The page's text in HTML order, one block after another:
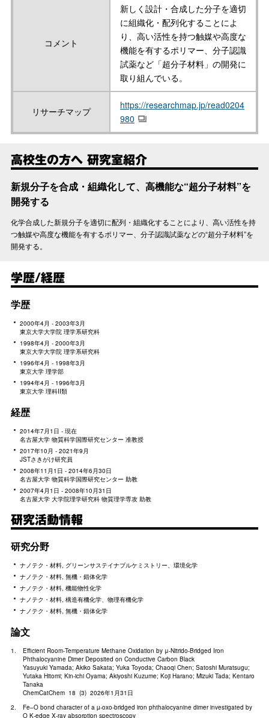
コメント
新しく設計・合成した分子を適切
に組織化・配列化することによ
り、高い活性を持つ触媒や高度な
機能を有するポリマー、分子認識
試薬など「超分子材料」の開発に
取り組んでいる。
リサーチマップ
https://researchmap.jp/read0204
980
高校生の方へ 研究室紹介
新規分子を合成・組織化して、高機能な“超分子材料”を
開発する
化学合成した新規分子を適切に配列・組織化することにより、高い活性を持
つ触媒や高度な機能を有するポリマー、分子認識試薬などの“超分子材料”を
開発する。
学歴/経歴
学歴
2000年4月 - 2003年3月
東京大学大学院 理学系研究科
1998年4月 - 2000年3月
東京大学大学院 理学系研究科
1996年4月 - 1998年3月
東京大学 理学部
1994年4月 - 1996年3月
東京大学 理科II類
経歴
2014年7月1日 - 現在
名古屋大学 物質科学国際研究センター 准教授
2017年10月 - 2021年9月
JSTさきがけ研究員
2008年11月1日 - 2014年6月30日
名古屋大学 物質科学国際研究センター 助教
2007年4月1日 - 2008年10月31日
名古屋大学 大学院理学研究科 物質理学専攻 助教
研究活動情報
研究分野
ナノテク・材料, グリーンサステイナブルケミストリー、環境化学
ナノテク・材料, 無機・錯体化学
ナノテク・材料, 機能物性化学
ナノテク・材料, 構造有機化学、物理有機化学
ナノテク・材料, 無機・錯体化学
論文
Efficient Room‐Temperature Methane Oxidation by μ‐Nitrido‐Bridged Iron
Phthalocyanine Dimer Deposited on Conductive Carbon Black
Yasuyuki Yamada; Akiko Sakata; Yuka Toyoda; Chaoqi Chen; Satoshi Muratsugu;
Yutaka Hitomi; Kin‐ichi Oyama; Akiyoshi Kuzume; Koji Harano; Mizuki Tada; Kentaro
Tanaka
ChemCatChem 18 (3) 2026年1月31日
Fe–O bond character of a µ-oxo-bridged iron phthalocyanine dimer investigated by
O K-edge X-ray absorption spectroscopy